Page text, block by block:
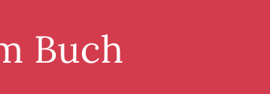
Buch